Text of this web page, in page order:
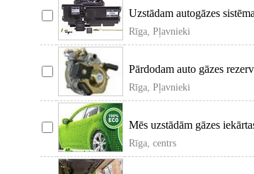
Uzstādam autogāzes
ar tiešā
Rīga, Pļavnieki
Pārdodam auto gāzes
sprauslas u
Rīga, Pļavnieki
Mēs uzstādām gāzes
veicam apko
Rīga, centrs